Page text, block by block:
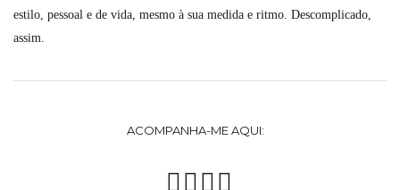
estilo, pessoal e de vida, mesmo à sua medida e ritmo. Descomplicado,
assim.
ACOMPANHA-ME AQUI: